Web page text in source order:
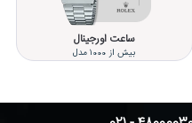
ساعت اورجینال
بیش از 1000 مدل